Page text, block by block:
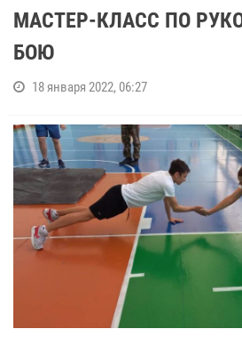
МАСТЕР-КЛАСС ПО
БОЮ
18 января 2022, 06:27